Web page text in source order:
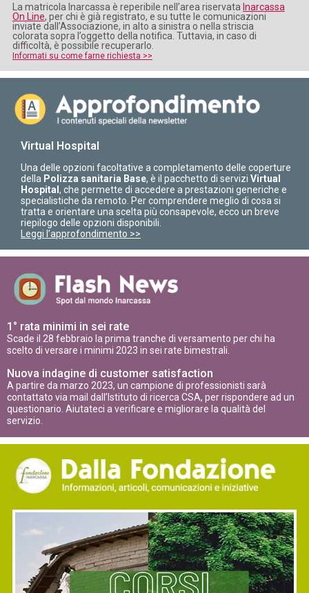
La matricola Inarcassa è reperibile nell’area riservata Inarcassa
On Line, per chi è già registrato, e su tutte le comunicazioni
inviate dall’Associazione, in alto a sinistra o nella striscia
colorata sopra l’oggetto della notifica. Tuttavia, in caso di
difficoltà, è possibile recuperarlo.
Informati su come farne richiesta >>
Virtual Hospital
Una delle opzioni facoltative a completamento delle coperture
della Polizza sanitaria Base, è il pacchetto di servizi Virtual
Hospital , che permette di accedere a prestazioni generiche e
specialistiche da remoto. Per comprendere meglio di cosa si
tratta e orientare una scelta più consapevole, ecco un breve
riepilogo delle opzioni disponibili.
Leggi l’approfondimento >>
1° rata minimi in sei rate
Scade il 28 febbraio la prima tranche di versamento per chi ha
scelto di versare i minimi 2023 in sei rate bimestrali.
Nuova indagine di customer satisfaction
A partire da marzo 2023, un campione di professionisti sarà
contattato via mail dall’Istituto di ricerca CSA, per rispondere ad un
questionario. Aiutateci a verificare e migliorare la qualità del
servizio.